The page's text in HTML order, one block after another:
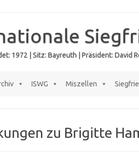
1972 | Sitz: Bayreuth | Präsident: David
ISWG Miszellen
zu Brigitte